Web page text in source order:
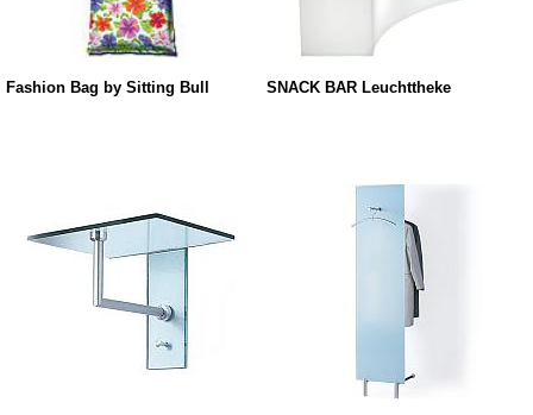
Fashion Bag by Sitting Bull SNACK BAR Leuchttheke